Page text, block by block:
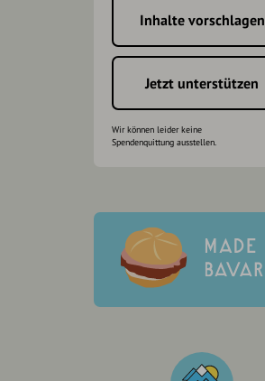
Inhalte vorschlagen
Jetzt unterstützen
Wir können leider keine
Spendenquittung ausstellen.